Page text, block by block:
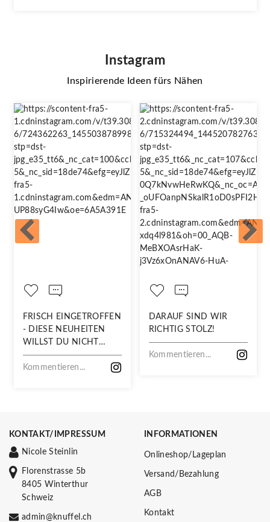
Instagram
Inspirierende Ideen fürs Nähen
FRISCH EINGETROFFEN
- DIESE NEUHEITEN
WILLST DU NICHT
VERPASSEN!
Kommentieren...
DARAUF SIND WIR
RICHTIG STOLZ!
Kommentieren...
KONTAKT/IMPRESSUM
Nicole Steinlin
Florenstrasse 5b
8405 Winterthur
Schweiz
admin@knuffel.ch
INFORMATIONEN
Onlineshop/Lageplan
Versand/Bezahlung
AGB
Kontakt